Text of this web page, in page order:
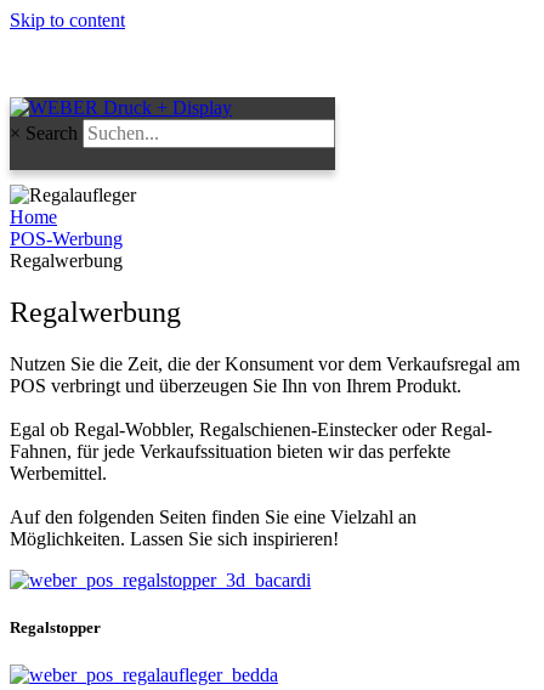
Skip to content
× Search
Regalwerbung
Home
POS-Werbung
Regalwerbung
Regalwerbung
Nutzen Sie die Zeit, die der Konsument vor dem Verkaufsregal am
POS verbringt und überzeugen Sie Ihn von Ihrem Produkt.
Egal ob Regal-Wobbler, Regalschienen-Einstecker oder Regal-
Fahnen, für jede Verkaufssituation bieten wir das perfekte
Werbemittel.
Auf den folgenden Seiten finden Sie eine Vielzahl an
Möglichkeiten. Lassen Sie sich inspirieren!
Regalstopper